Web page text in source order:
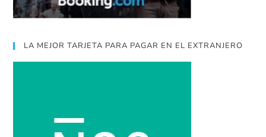
LA MEJOR TARJETA PARA PAGAR EN EL EXTRANJERO